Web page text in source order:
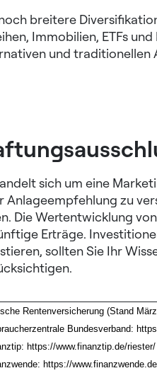
breitere
Immobilien, ETFs
und traditionellen
sich um eine
Anlageempfehlung zu
Die Wertentwicklung
Erträge.
sollten Sie Ihr
Rentenversicherung (Stand
Bundesverband:
https://www.finanztip.de/
https://